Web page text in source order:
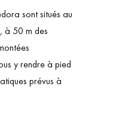
sont situés au
à 50 m des
y rendre à pied
prévus à